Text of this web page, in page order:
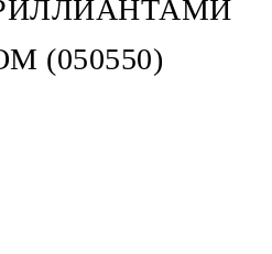
(050550)